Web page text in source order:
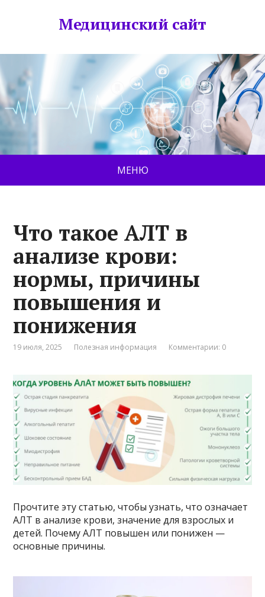
Медицинский сайт
МЕНЮ
Что такое АЛТ в
анализе крови:
нормы, причины
повышения и
понижения
19 июля, 2025 Полезная информация Комментарии: 0
Прочтите эту статью, чтобы узнать, что означает
АЛТ в анализе крови, значение для взрослых и
детей. Почему АЛТ повышен или понижен —
основные причины.